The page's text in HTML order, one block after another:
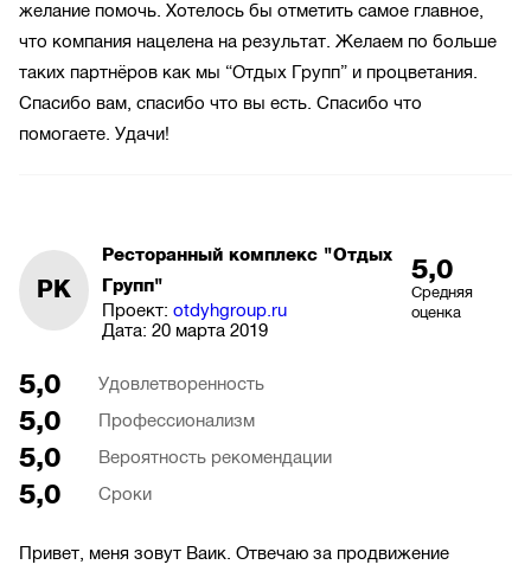
желание помочь. Хотелось бы отметить самое главное,
что компания нацелена на результат. Желаем по больше
таких партнёров как мы “Отдых Групп” и процветания.
Спасибо вам, спасибо что вы есть. Спасибо что
помогаете. Удачи!
РК
Ресторанный комплекс "Отдых
Групп"
Проект: otdyhgroup.ru
Дата: 20 марта 2019
5,0
Средняя
оценка
5,0 Удовлетворенность
5,0 Профессионализм
5,0 Вероятность рекомендации
5,0 Сроки
Привет, меня зовут Ваик. Отвечаю за продвижение